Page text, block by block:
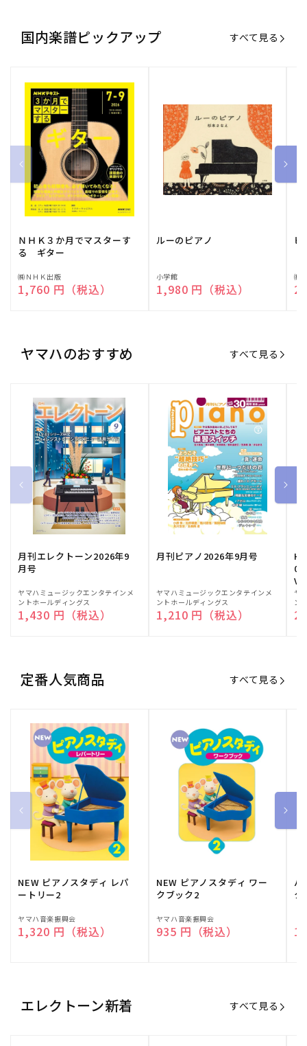
国内楽譜ピックアップ すべて見る
ＮＨＫ３か月でマスターす
る ギター
販
売
㈱ＮＨＫ出版
通常価格
1,760 円（税込）
ルーのピアノ
販
売
小学館
通常価格
1,980 円（税込）
ピ
販
売
㈱
ヤマハのおすすめ すべて見る
月刊エレクトーン2026年9
月号
販
売
元:
ヤマハミュージックエンタテインメ
ントホールディングス
通常価格
1,430 円（税込）
月刊ピアノ2026年9月号
販
売
元:
ヤマハミュージックエンタテインメ
ントホールディングス
通常価格
1,210 円（税込）
販
売
元:
ヤ
ン
定番人気商品 すべて見る
NEW ピアノスタディ レパ
ートリー2
販
売
ヤマハ音楽振興会
通常価格
1,320 円（税込）
NEW ピアノスタディ ワー
クブック2
販
売
ヤマハ音楽振興会
通常価格
935 円（税込）
バ
ク
売
エレクトーン新着 すべて見る